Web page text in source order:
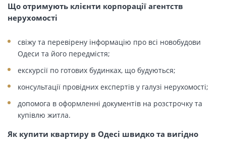
Що отримують клієнти корпорації агентств
нерухомості
свіжу та перевірену інформацію про всі новобудови
Одеси та його передмістя;
екскурсії по готових будинках, що будуються;
консультації провідних експертів у галузі нерухомості;
допомога в оформленні документів на розстрочку та
купівлю житла.
Як купити квартиру в Одесі швидко та вигідно